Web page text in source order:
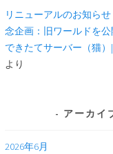
リニューアルのお知らせ
念企画：旧ワールドを公
できたてサーバー（猫）|
より
アーカイ
2026年6月